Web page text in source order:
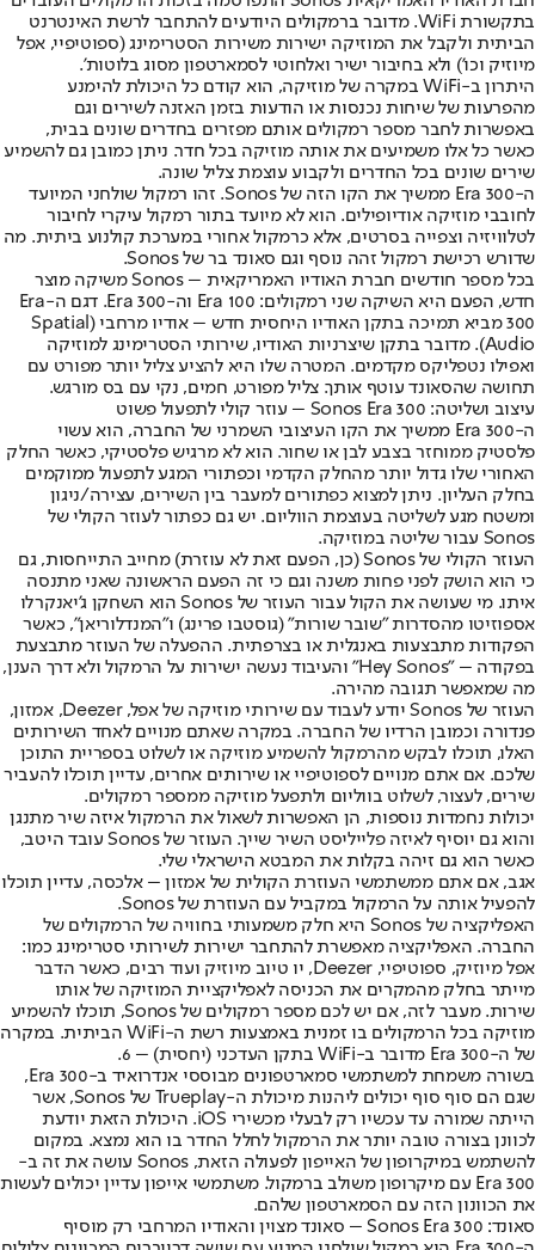
בתקשורת WiFi. מדובר ברמקולים היודעים להתחבר לרשת האינטרנט
הביתית ולקבל את המוזיקה ישירות משירות הסטרימינג (ספוטיפיי, אפל
מיוזיק וכו') ולא בחיבור ישיר ואלחוטי לסמארטפון מסוג בלוטות'.
היתרון ב-WiFi במקרה של מוזיקה, הוא קודם כל היכולת להימנע
מהפרעות של שיחות נכנסות או הודעות בזמן האזנה לשירים וגם
באפשרות לחבר מספר רמקולים אותם מפזרים בחדרים שונים בבית,
כאשר כל אלו משמיעים את אותה מוזיקה בכל חדר. ניתן כמובן גם להשמיע
שירים שונים בכל החדרים ולקבוע עוצמת צליל שונה.
ה-Era 300 ממשיך את הקו הזה של Sonos. זהו רמקול שולחני המיועד
לחובבי מוזיקה אודיופילים. הוא לא מיועד בתור רמקול עיקרי לחיבור
לטלוויזיה וצפייה בסרטים, אלא כרמקול אחורי במערכת קולנוע ביתית. מה
שדורש רכישת רמקול זהה נוסף וגם סאונד בר של Sonos.
בכל מספר חודשים חברת האודיו האמריקאית – Sonos משיקה מוצר
חדש, הפעם היא השיקה שני רמקולים: Era 100 וה-Era 300. דגם ה-Era
300 מביא תמיכה בתקן האודיו היחסית חדש – אודיו מרחבי (Spatial
Audio). מדובר בתקן שיצרניות האודיו, שירותי הסטרימינג למוזיקה
ואפילו נטפליקס מקדמים. המטרה שלו היא להציע צליל יותר מפורט עם
תחושה שהסאונד עוטף אותך. צליל מפורט, חמים, נקי עם בס מורגש.
עיצוב ושליטה: Sonos Era 300 – עוזר קולי לתפעול פשוט
ה-Era 300 ממשיך את הקו העיצובי השמרני של החברה, הוא עשוי
פלסטיק ממוחזר בצבע לבן או שחור. הוא לא מרגיש פלסטיקי, כאשר החלק
האחורי שלו גדול יותר מהחלק הקדמי וכפתורי המגע לתפעול ממוקמים
בחלק העליון. ניתן למצוא כפתורים למעבר בין השירים, עצירה/ניגון
ומשטח מגע לשליטה בעוצמת הווליום. יש גם כפתור לעוזר הקולי של
Sonos עבור שליטה במוזיקה.
העוזר הקולי של Sonos (כן, הפעם זאת לא עוזרת) מחייב התייחסות, גם
כי הוא הושק לפני פחות משנה וגם כי זה הפעם הראשונה שאני מתנסה
איתו. מי שעושה את הקול עבור העוזר של Sonos הוא השחקן ג'יאנקרלו
אספוזיטו מהסדרות "שובר שורות" (גוסטבו פרינג) ו"המנדלוריאן", כאשר
הפקודות מתבצעות באנגלית או בצרפתית. ההפעלה של העוזר מתבצעת
בפקודה – "Hey Sonos" והעיבוד נעשה ישירות על הרמקול ולא דרך הענן,
מה שמאפשר תגובה מהירה.
העוזר של Sonos יודע לעבוד עם שירותי מוזיקה של אפל, Deezer, אמזון,
פנדורה וכמובן הרדיו של החברה. במקרה שאתם מנויים לאחד השירותים
האלו, תוכלו לבקש מהרמקול להשמיע מוזיקה או לשלוט בספריית התוכן
שלכם. אם אתם מנויים לספוטיפיי או שירותים אחרים, עדיין תוכלו להעביר
שירים, לעצור, לשלוט בווליום ולתפעל מוזיקה ממספר רמקולים.
יכולות נחמדות נוספות, הן האפשרות לשאול את הרמקול איזה שיר מתנגן
והוא גם יוסיף לאיזה פלייליסט השיר שייך. העוזר של Sonos עובד היטב,
כאשר הוא גם זיהה בקלות את המבטא הישראלי שלי.
אגב, אם אתם ממשתמשי העוזרת הקולית של אמזון – אלכסה, עדיין תוכלו
להפעיל אותה על הרמקול במקביל עם העוזרת של Sonos.
האפליקציה של Sonos היא חלק משמעותי בחוויה של הרמקולים של
החברה. האפליקציה מאפשרת להתחבר ישירות לשירותי סטרימינג כמו:
אפל מיוזיק, ספוטיפיי, Deezer, יו טיוב מיוזיק ועוד רבים, כאשר הדבר
מייתר בחלק מהמקרים את הכניסה לאפליקציית המוזיקה של אותו
שירות. מעבר לזה, אם יש לכם מספר רמקולים של Sonos, תוכלו להשמיע
מוזיקה בכל הרמקולים בו זמנית באמצעות רשת ה-WiFi הביתית. במקרה
של ה-Era 300 מדובר ב-WiFi בתקן העדכני (יחסית) – 6.
בשורה משמחת למשתמשי סמארטפונים מבוססי אנדרואיד ב-Era 300,
שגם הם סוף סוף יכולים ליהנות מיכולת ה-Trueplay של Sonos, אשר
הייתה שמורה עד עכשיו רק לבעלי מכשירי iOS. היכולת הזאת יודעת
לכוונן בצורה טובה יותר את הרמקול לחלל החדר בו הוא נמצא. במקום
להשתמש במיקרופון של האייפון לפעולה הזאת, Sonos עושה את זה ב-
Era 300 עם מיקרופון משולב ברמקול. משתמשי אייפון עדיין יכולים לעשות
את הכוונון הזה עם הסמארטפון שלהם.
סאונד: Sonos Era 300 – סאונד מצוין והאודיו המרחבי רק מוסיף